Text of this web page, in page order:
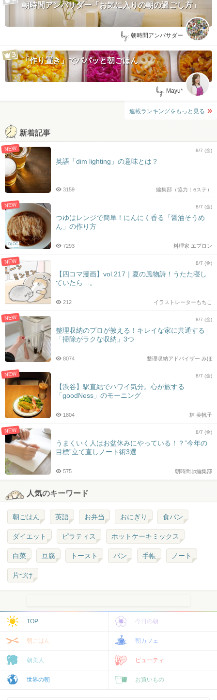
朝時間アンバサダー「お気に入りの朝の過ごし方」
by: 朝時間アンバサダー
「作り置き」でパパッと朝ごはん
by: Mayu*
連載ランキングをもっと見る
新着記事
NEW 8/7 (金)
英語「dim lighting」の意味とは？
編集部（協力：eステ）
3159
NEW
BLOG
8/7 (金)
つゆはレンジで簡単！にんにく香る「醤油そうめ
ん」の作り方
料理家 エプロン
7293
NEW 8/7 (金)
【四コマ漫画】vol.217｜夏の風物詩！うたた寝し
ていたら…。
イラストレーターもちこ
212
NEW 8/7 (金)
整理収納のプロが教える！キレイな家に共通する
「掃除がラクな収納」3つ
整理収納アドバイザー みほ
8074
NEW 8/7 (金)
【渋谷】駅直結でハワイ気分。心が旅する
「goodNess」のモーニング
林 美帆子
1804
NEW 8/7 (金)
うまくいく人はお盆休みにやっている！？”今年の
目標”立て直しノート術3選
朝時間.jp編集部
575
人気のキーワード
朝ごはん 英語 お弁当 おにぎり 食パン
ダイエット ピラティス ホットケーキミックス
白菜 豆腐 トースト パン 手帳 ノート
片づけ
TOP 今日の朝
朝ごはん 朝カフェ
朝美人 ビューティ
世界の朝 お買いもの